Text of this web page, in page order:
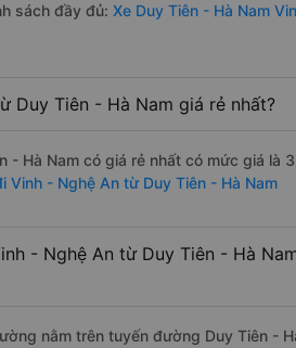
sách đầy đủ: Xe Duy Tiên - Hà Nam
Duy Tiên - Hà Nam giá rẻ nhất?
- Hà Nam có giá rẻ nhất có mức giá là
Vinh - Nghệ An từ Duy Tiên - Hà Nam
- Nghệ An từ Duy Tiên - Hà
nằm trên tuyến đường Duy Tiên -